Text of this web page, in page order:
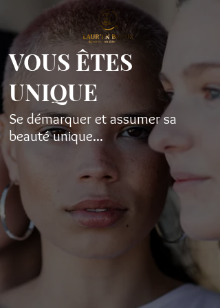
VOUS ÊTES
UNIQUE
Se démarquer et assumer sa
beauté unique...